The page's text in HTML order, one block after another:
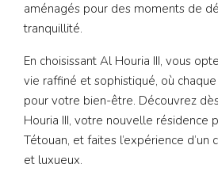
aménagés pour des moments de
tranquillité.
En choisissant Al Houria III, vous
vie raffiné et sophistiqué, où
pour votre bien-être. Découvrez
Houria III, votre nouvelle résidence
Tétouan, et faites l’expérience d’un
et luxueux.